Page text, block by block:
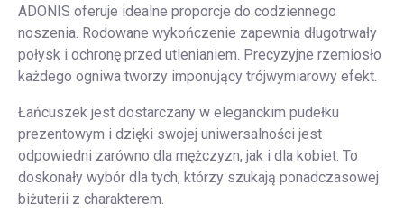
ADONIS oferuje idealne proporcje do codziennego
noszenia. Rodowane wykończenie zapewnia długotrwały
połysk i ochronę przed utlenianiem. Precyzyjne rzemiosło
każdego ogniwa tworzy imponujący trójwymiarowy efekt.
Łańcuszek jest dostarczany w eleganckim pudełku
prezentowym i dzięki swojej uniwersalności jest
odpowiedni zarówno dla mężczyzn, jak i dla kobiet. To
doskonały wybór dla tych, którzy szukają ponadczasowej
biżuterii z charakterem.